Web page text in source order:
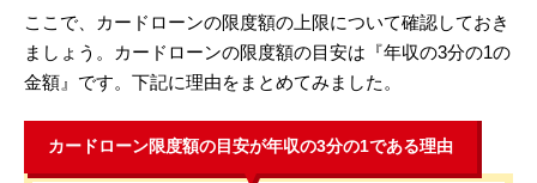
ここで、カードローンの限度額の上限について確認しておき
ましょう。カードローンの限度額の目安は『年収の3分の1の
金額』です。下記に理由をまとめてみました。
カードローン限度額の目安が年収の3分の1である理由